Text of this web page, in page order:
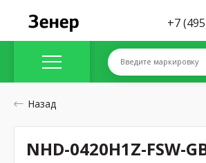
+7
Введите маркировку
Назад
NHD-0420H1Z-FSW-